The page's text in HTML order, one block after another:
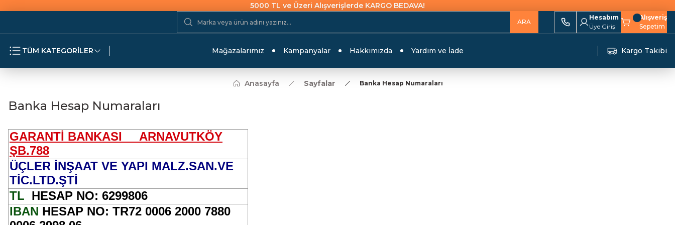
5000 TL ve Üzeri Alışverişlerde KARGO BEDAVA!
ARA
Hesabım
Üye Girişi
Alışveriş
Sepetim
TÜM KATEGORİLER Mağazalarımız Kampanyalar Hakkımızda Yardım ve İade Kargo Takibi
Anasayfa Sayfalar Banka Hesap Numaraları
Banka Hesap Numaraları
GARANTİ BANKASI
ARNAVUTKÖY
ŞB.788
ÜÇLER İNŞAAT VE YAPI MALZ.SAN.VE
TİC.LTD.ŞTİ
TL HESAP NO: 6299806
IBAN HESAP NO: TR72 0006 2000 7880